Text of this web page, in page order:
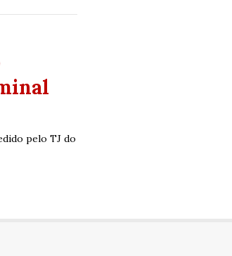
pelo TJ do